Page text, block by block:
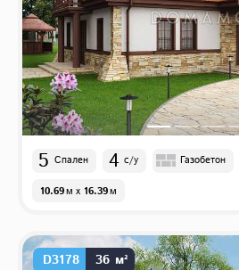
5 Спален 4 с/у Газобетон
10.69м x 16.39м
D3178 36 м²